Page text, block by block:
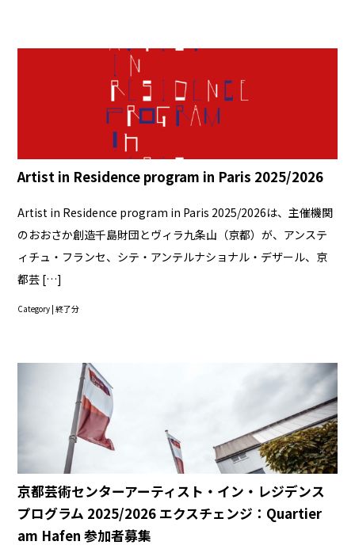
Artist in Residence program in Paris 2025/2026
Artist in Residence program in Paris 2025/2026は、主催機関
のおおさか創造千島財団とヴィラ九条山（京都）が、アンステ
ィチュ・フランセ、シテ・アンテルナショナル・デザール、京
都芸 […]
Category |終了分
京都芸術センターアーティスト・イン・レジデンス
プログラム 2025/2026 エクスチェンジ：Quartier
am Hafen 参加者募集